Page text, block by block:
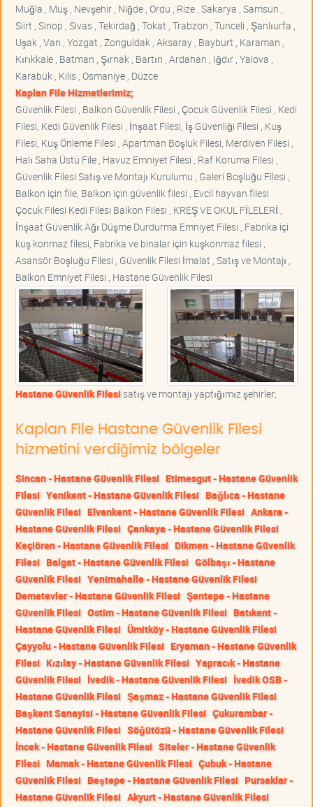
Muğla , Muş , Nevşehir , Niğde , Ordu , Rize , Sakarya , Samsun ,
Siirt , Sinop , Sivas , Tekirdağ , Tokat , Trabzon , Tunceli , Şanlıurfa ,
Uşak , Van , Yozgat , Zonguldak , Aksaray , Bayburt , Karaman ,
Kırıkkale , Batman , Şırnak , Bartın , Ardahan , Iğdır , Yalova ,
Karabük , Kilis , Osmaniye , Düzce
Kaplan File Hizmetlerimiz;
Güvenlik Filesi , Balkon Güvenlik Filesi , Çocuk Güvenlik Filesi , Kedi
Filesi, Kedi Güvenlik Filesi , İnşaat Filesi, İş Güvenliği Filesi , Kuş
Filesi, Kuş Önleme Filesi , Apartman Boşluk Filesi, Merdiven Filesi ,
Halı Saha Üstü File , Havuz Emniyet Filesi , Raf Koruma Filesi ,
Güvenlik Filesi Satış ve Montajı Kurulumu , Galeri Boşluğu Filesi ,
Balkon için file, Balkon için güvenlik filesi , Evcil hayvan filesi
Çocuk Filesi Kedi Filesi Balkon Filesi , KREŞ VE OKUL FİLELERİ ,
İnşaat Güvenlik Ağı Düşme Durdurma Emniyet Filesi , Fabrika içi
kuş konmaz filesi, Fabrika ve binalar için kuşkonmaz filesi ,
Asansör Boşluğu Filesi , Güvenlik Filesi İmalat , Satış ve Montajı ,
Balkon Emniyet Filesi , Hastane Güvenlik Filesi
Hastane Güvenlik Filesisatış ve montajı yaptığımız şehirler;
Kaplan File Hastane Güvenlik Filesi
hizmetini verdiğimiz bölgeler
Sincan - Hastane Güvenlik Filesi Etimesgut - Hastane Güvenlik
Filesi Yenikent - Hastane Güvenlik Filesi Bağlıca - Hastane
Güvenlik Filesi Elvankent - Hastane Güvenlik Filesi Ankara -
Hastane Güvenlik Filesi Çankaya - Hastane Güvenlik Filesi
Keçiören - Hastane Güvenlik Filesi Dikmen - Hastane Güvenlik
Filesi Balgat - Hastane Güvenlik Filesi Gölbaşı - Hastane
Güvenlik Filesi Yenimahalle - Hastane Güvenlik Filesi
Demetevler - Hastane Güvenlik Filesi Şentepe - Hastane
Güvenlik Filesi Ostim - Hastane Güvenlik Filesi Batıkent -
Hastane Güvenlik Filesi Ümitköy - Hastane Güvenlik Filesi
Çayyolu - Hastane Güvenlik Filesi Eryaman - Hastane Güvenlik
Filesi Kızılay - Hastane Güvenlik Filesi Yapracık - Hastane
Güvenlik Filesi İvedik - Hastane Güvenlik Filesi İvedik OSB -
Hastane Güvenlik Filesi Şaşmaz - Hastane Güvenlik Filesi
Başkent Sanayisi - Hastane Güvenlik Filesi Çukurambar -
Hastane Güvenlik Filesi Söğütözü - Hastane Güvenlik Filesi
İncek - Hastane Güvenlik Filesi Siteler - Hastane Güvenlik
Filesi Mamak - Hastane Güvenlik Filesi Çubuk - Hastane
Güvenlik Filesi Beştepe - Hastane Güvenlik Filesi Pursaklar -
Hastane Güvenlik Filesi Akyurt - Hastane Güvenlik Filesi